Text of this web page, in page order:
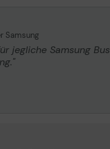
Samsung
jegliche Samsung